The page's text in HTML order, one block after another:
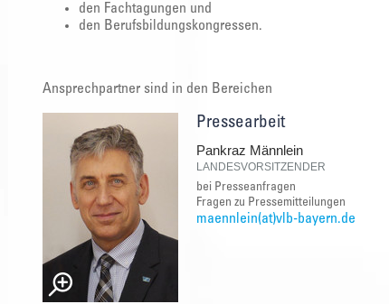
den Fachtagungen und
den Berufsbildungskongressen.
Ansprechpartner sind in den Bereichen
Pressearbeit
Pankraz Männlein
LANDESVORSITZENDER
bei Presseanfragen
Fragen zu Pressemitteilungen
maennlein(at)vlb-bayern.de